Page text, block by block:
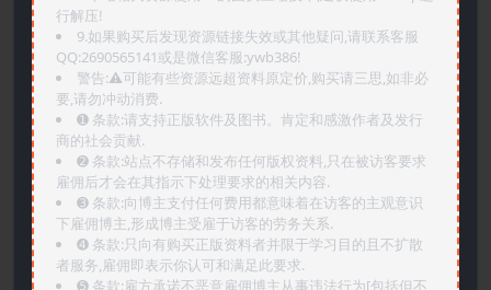
行解压!
9.如果购买后发现资源链接失效或其他疑问,请联系客服
QQ:2690565141或是微信客服:ywb386!
警告:⚠️可能有些资源远超资料原定价,购买请三思,如非必
要,请勿冲动消费.
➊️ 条款:请支持正版软件及图书。肯定和感激作者及发行
商的社会贡献.
➋️ 条款:站点不存储和发布任何版权资料,只在被访客要求
雇佣后才会在其指示下处理要求的相关内容.
➌️ 条款:向博主支付任何费用都意味着在访客的主观意识
下雇佣博主,形成博主受雇于访客的劳务关系.
➍️ 条款:只向有购买正版资料者并限于学习目的且不扩散
者服务,雇佣即表示你认可和满足此要求.
➎ 条款:雇方承诺不恶意雇佣博主从事违法行为[包括但不